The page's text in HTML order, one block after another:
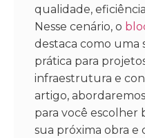
qualidade,
Nesse cenário, o
destaca como uma
prática para
infraestrutura e
artigo,
para você escolher
sua próxima obra e